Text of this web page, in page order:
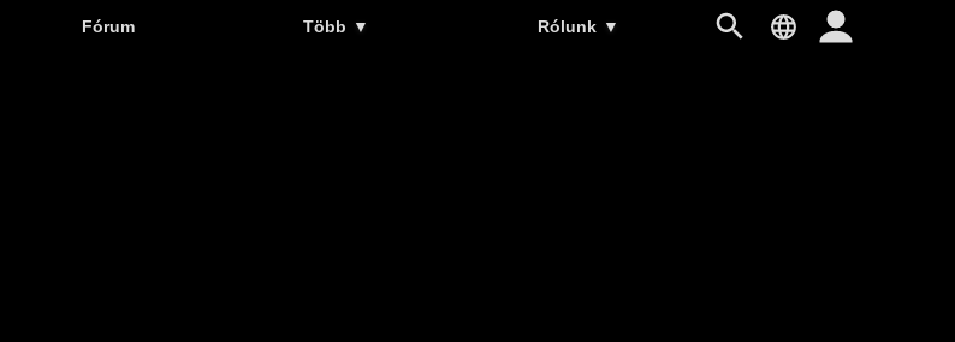
Fórum Több ▼ Rólunk ▼